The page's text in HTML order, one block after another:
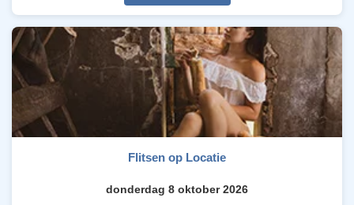
Flitsen op Locatie
donderdag 8 oktober 2026